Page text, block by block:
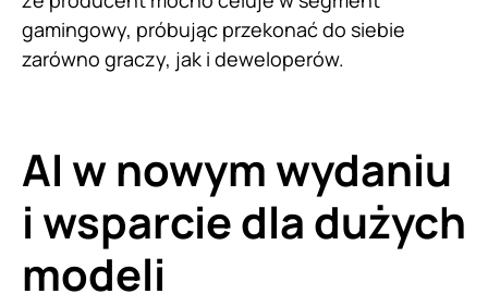
gamingowy, próbując przekonać do siebie
zarówno graczy, jak i deweloperów.
AI w nowym wydaniu
i wsparcie dla dużych
modeli